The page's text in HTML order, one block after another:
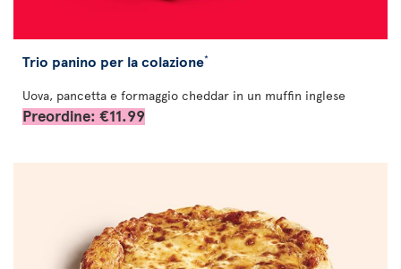
Trio panino per la colazione*
Uova, pancetta e formaggio cheddar in un muffin inglese
Preordine: €11.99